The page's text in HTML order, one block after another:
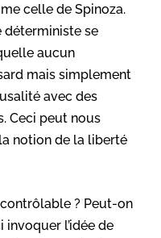
celle de Spinoza.
déterministe se
aucun
mais simplement
avec des
Ceci peut nous
notion de la liberté
? Peut-on
invoquer l’idée de